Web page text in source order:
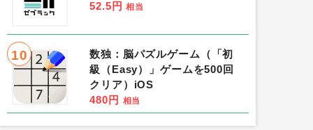
52.5円 相当
10
数独：脳パズルゲーム（「初
級（Easy）」ゲームを500回
クリア）iOS
480円 相当